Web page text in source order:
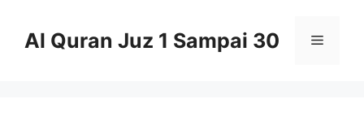
Al Quran Juz 1 Sampai 30 Menu